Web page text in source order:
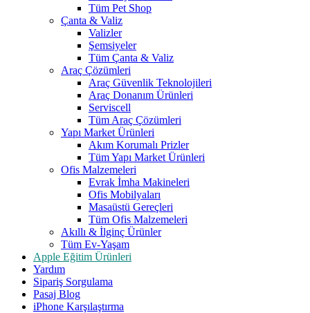
Tüm Pet Shop
Çanta & Valiz
Valizler
Şemsiyeler
Tüm Çanta & Valiz
Araç Çözümleri
Araç Güvenlik Teknolojileri
Araç Donanım Ürünleri
Serviscell
Tüm Araç Çözümleri
Yapı Market Ürünleri
Akım Korumalı Prizler
Tüm Yapı Market Ürünleri
Ofis Malzemeleri
Evrak İmha Makineleri
Ofis Mobilyaları
Masaüstü Gereçleri
Tüm Ofis Malzemeleri
Akıllı & İlginç Ürünler
Tüm Ev-Yaşam
Apple Eğitim Ürünleri
Yardım
Sipariş Sorgulama
Pasaj Blog
iPhone Karşılaştırma